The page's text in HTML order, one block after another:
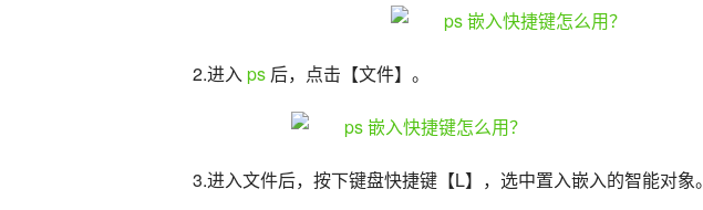
2.进入 ps 后，点击【文件】。
3.进入文件后，按下键盘快捷键【L】，选中置入嵌入的智能对象。